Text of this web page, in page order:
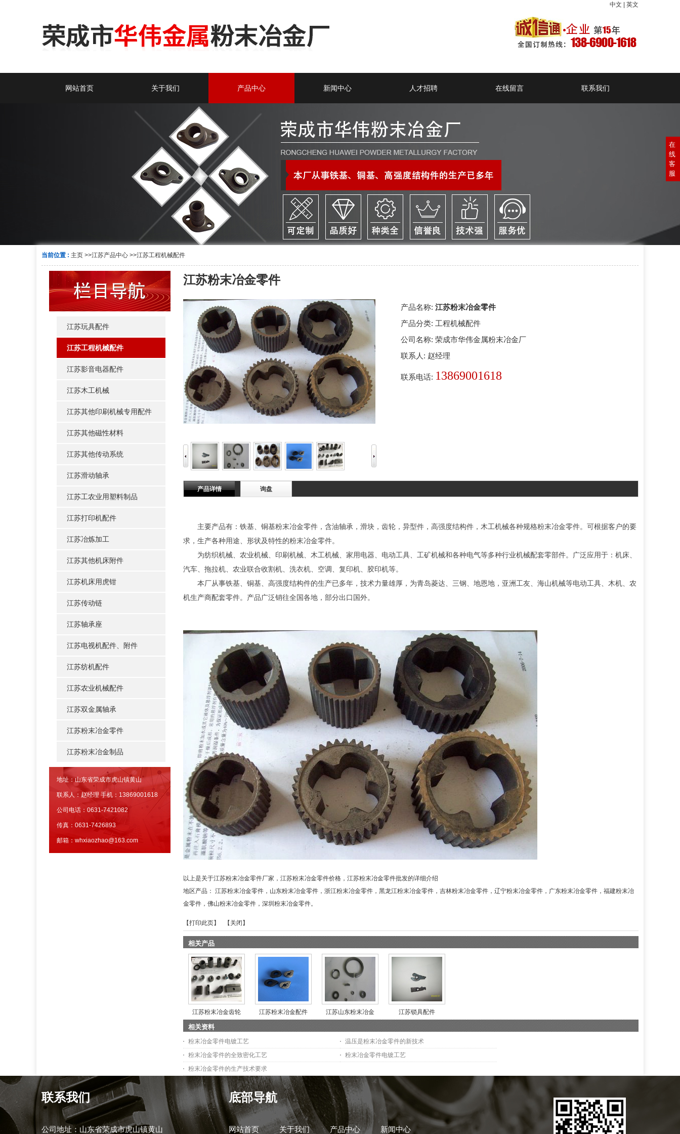
中文 英文
网站首页 关于我们 产品中心 新闻中心 人才招聘 在线留言 联系我们
当前位置 : 主页 >>江苏产品中心 >>江苏工程机械配件
江苏玩具配件
江苏工程机械配件
江苏影音电器配件
江苏木工机械
江苏其他印刷机械专用配件
江苏其他磁性材料
江苏其他传动系统
江苏滑动轴承
江苏工农业用塑料制品
江苏打印机配件
江苏冶炼加工
江苏其他机床附件
江苏机床用虎钳
江苏传动链
江苏轴承座
江苏电视机配件、附件
江苏纺机配件
江苏农业机械配件
江苏双金属轴承
江苏粉末冶金零件
江苏粉末冶金制品
地址：山东省荣成市虎山镇黄山
联系人：赵经理 手机：13869001618
公司电话：0631-7421082
传真：0631-7426893
邮箱：whxiaozhao@163.com
江苏粉末冶金零件
产品名称: 江苏粉末冶金零件
产品分类: 工程机械配件
公司名称: 荣成市华伟金属粉末冶金厂
联系人: 赵经理
联系电话: 13869001618
产品详情 询盘
主要产品有：铁基、铜基粉末冶金零件，含油轴承，滑块，齿轮，异型件，高强度结构件，木工机械各种规格粉末冶金零件。可根据客户的要
求，生产各种用途、形状及特性的粉末冶金零件。
为纺织机械、农业机械、印刷机械、木工机械、家用电器、电动工具、工矿机械和各种电气等多种行业机械配套零部件。广泛应用于：机床、
汽车、拖拉机、农业联合收割机、洗衣机、空调、复印机、胶印机等。
本厂从事铁基、铜基、高强度结构件的生产已多年，技术力量雄厚，为青岛菱达、三钢、地恩地，亚洲工友、海山机械等电动工具、木机、农
机生产商配套零件。产品广泛销往全国各地，部分出口国外。
以上是关于江苏粉末冶金零件厂家，江苏粉末冶金零件价格，江苏粉末冶金零件批发的详细介绍
地区产品： 江苏粉末冶金零件 ， 山东粉末冶金零件 ， 浙江粉末冶金零件 ， 黑龙江粉末冶金零件 ， 吉林粉末冶金零件 ， 辽宁粉末冶金零件 ， 广东粉末冶金零件 ， 福建粉末冶
金零件 ， 佛山粉末冶金零件 ， 深圳粉末冶金零件。
【打印此页】 【 关闭 】
相关产品
江苏粉末冶金齿轮 江苏粉末冶金配件 江苏山东粉末冶金 江苏锁具配件
相关资料
粉末冶金零件电镀工艺
温压是粉末冶金零件的新技术
粉末冶金零件的全致密化工艺
粉末冶金零件电镀工艺
粉末冶金零件的生产技术要求
联系我们
公司地址：山东省荣成市虎山镇黄山
底部导航
网站首页 关于我们 产品中心 新闻中心
在
线
客
服